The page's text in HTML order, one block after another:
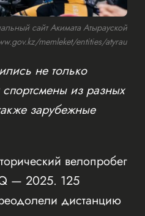
сайт Акимата Атырауской
memleket/entities/atyrau
не только
из разных
зарубежные
велопробег
— 2025. 125
дистанцию